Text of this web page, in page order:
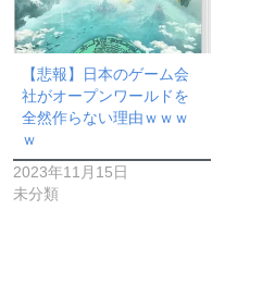
【悲報】日本のゲーム会
社がオープンワールドを
全然作らない理由ｗｗｗ
ｗ
2023年11月15日
未分類